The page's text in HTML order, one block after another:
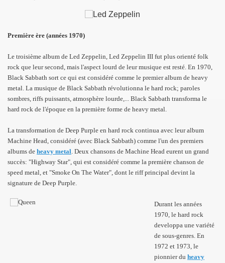
Première ère (années 1970)
Le troisième album de Led Zeppelin, Led Zeppelin III fut plus orienté folk
rock que leur second, mais l'aspect lourd de leur musique est resté. En 1970,
Black Sabbath sort ce qui est considéré comme le premier album de heavy
metal. La musique de Black Sabbath révolutionna le hard rock; paroles
sombres, riffs puissants, atmosphère lourde,... Black Sabbath transforma le
hard rock de l'époque en la première forme de heavy metal.
La transformation de Deep Purple en hard rock continua avec leur album
Machine Head, considéré (avec Black Sabbath) comme l'un des premiers
albums de heavy metal. Deux chansons de Machine Head eurent un grand
succès: "Highway Star", qui est considéré comme la première chanson de
speed metal, et "Smoke On The Water", dont le riff principal devint la
signature de Deep Purple.
Durant les années
1970, le hard rock
developpa une variété
de sous-genres. En
1972 et 1973, le
pionnier du heavy